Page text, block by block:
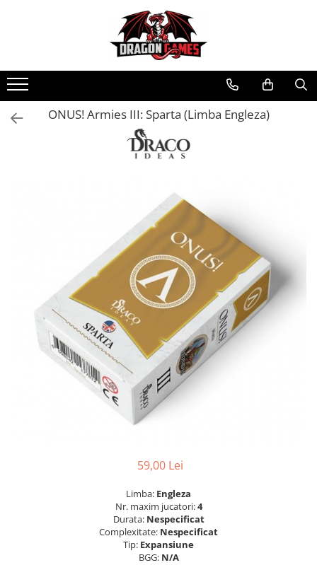
ONUS! Armies III: Sparta (Limba Engleza)
59,00 Lei
Limba: Engleza
Nr. maxim jucatori:4
Durata: Nespecificat
Complexitate: Nespecificat
Tip: Expansiune
BGG: N/A